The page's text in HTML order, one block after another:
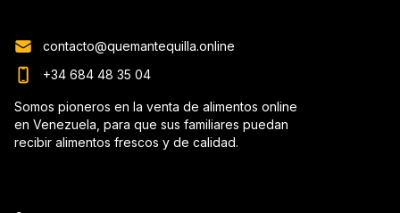
contacto@quemantequilla.online
+34 684 48 35 04
Somos pioneros en la venta de alimentos online
en Venezuela, para que sus familiares puedan
recibir alimentos frescos y de calidad.